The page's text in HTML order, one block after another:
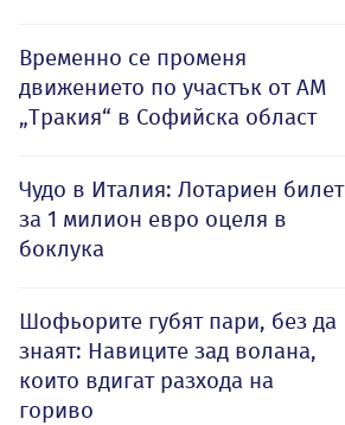
Временно се променя
движението по участък от АМ
„Тракия“ в Софийска област
Чудо в Италия: Лотариен билет
за 1 милион евро оцеля в
боклука
Шофьорите губят пари, без да
знаят: Навиците зад волана,
които вдигат разхода на
гориво